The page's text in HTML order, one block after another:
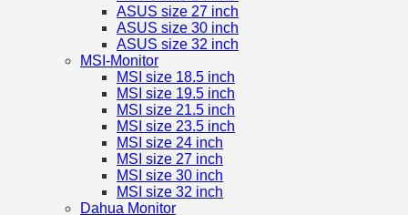
ASUS size 27 inch
ASUS size 30 inch
ASUS size 32 inch
MSI-Monitor
MSI size 18.5 inch
MSI size 19.5 inch
MSI size 21.5 inch
MSI size 23.5 inch
MSI size 24 inch
MSI size 27 inch
MSI size 30 inch
MSI size 32 inch
Dahua Monitor